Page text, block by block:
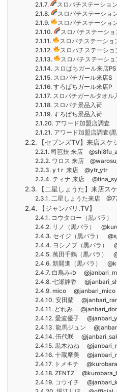
スロパチステーショ
スロパチステーショ
スロパチステーショ
スロパチステーシ
スロパチステーショ
スロパチステーシ
スロパチステーシ
スロぱちガール来店PS
スロパチガール来店S
すろぱちガール来店P
スロパチガールタオル
スロパチ景品入荷
すろぱち景品入荷
アワード加盟店調査
アワード加盟店調査(
【セブンズTV】来店スケ
司芭扶 来店
ワロス 来店
y t r 来店 @ytr_ytr
ティナ 来店
【二星しょうた】来店ス
二星しょうた来店
【ジャンバリ.TV】
コウタロー（黒バラ
リノ（黒バラ）
セイジ（黒バラ）
ヨシノブ（黒バラ）
萬田千鶴（黒バラ）
新開進（黒バラ）
白鳥みゆ
七瀬静香
mico @janbari_mico
安田蘭
どれみ
愛波優子
龍馬ジュン
伍代咲
黒木ねね
十蔵摩美
トメキチ
ZENTZ
コウイチ